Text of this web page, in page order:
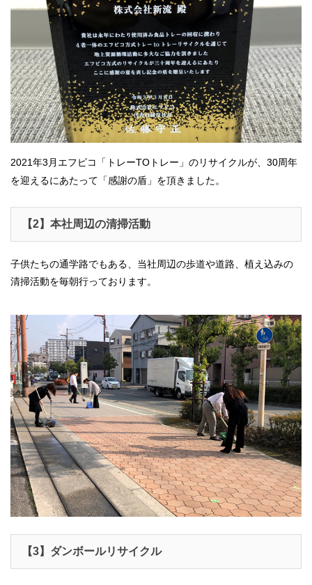
2021年3月エフピコ「トレーTOトレー」のリサイクルが、30周年
を迎えるにあたって「感謝の盾」を頂きました。
【2】本社周辺の清掃活動
子供たちの通学路でもある、当社周辺の歩道や道路、植え込みの
清掃活動を毎朝行っております。
【3】ダンボールリサイクル